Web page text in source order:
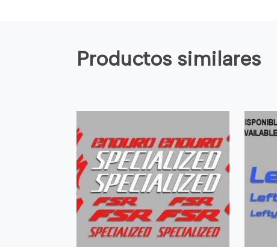
Productos similares